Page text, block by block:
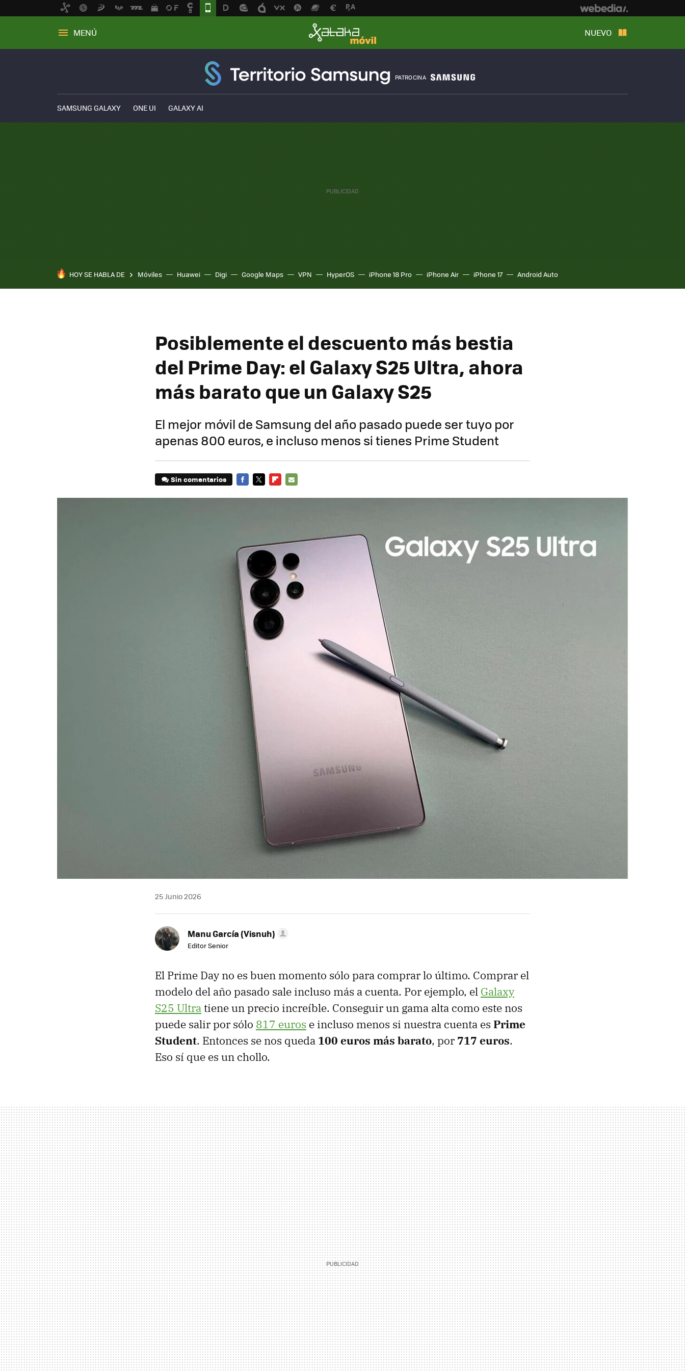
MENÚ NUEVO
PATROCINA
SAMSUNG GALAXY ONE UI GALAXY AI
HOY SE HABLA DE Móviles Huawei Digi Google Maps VPN HyperOS iPhone 18 Pro iPhone Air iPhone 17 Android Auto
Posiblemente el descuento más bestia
del Prime Day: el Galaxy S25 Ultra, ahora
más barato que un Galaxy S25
El mejor móvil de Samsung del año pasado puede ser tuyo por
apenas 800 euros, e incluso menos si tienes Prime Student
Sin comentarios
25 Junio 2026
Manu García (Visnuh)
Editor Senior
El Prime Day no es buen momento sólo para comprar lo último. Comprar el
modelo del año pasado sale incluso más a cuenta. Por ejemplo, el Galaxy
S25 Ultra tiene un precio increíble. Conseguir un gama alta como este nos
puede salir por sólo 817 euros e incluso menos si nuestra cuenta es Prime
Student. Entonces se nos queda 100 euros más barato, por 717 euros.
Eso sí que es un chollo.